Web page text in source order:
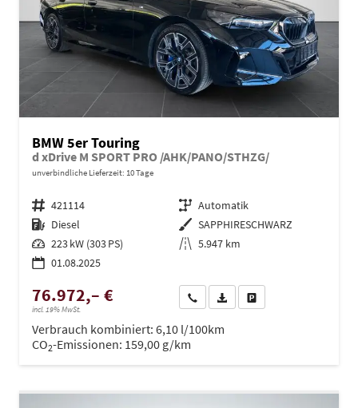
BMW 5er Touring
d xDrive M SPORT PRO /AHK/PANO/STHZG/
unverbindliche Lieferzeit: 10 Tage
Fahrzeugnr. 421114 Getriebe Automatik
Kraftstoff Diesel Außenfarbe SAPPHIRESCHWARZ
Leistung 223 kW (303 PS) Kilometerstand 5.947 km
01.08.2025
76.972,– €
incl. 19% MwSt.
Wir rufen Sie anPDF-Datei, Fahrzeugexposé
Verbrauch kombiniert: 6,10 l/100km
CO2-Emissionen: 159,00 g/km